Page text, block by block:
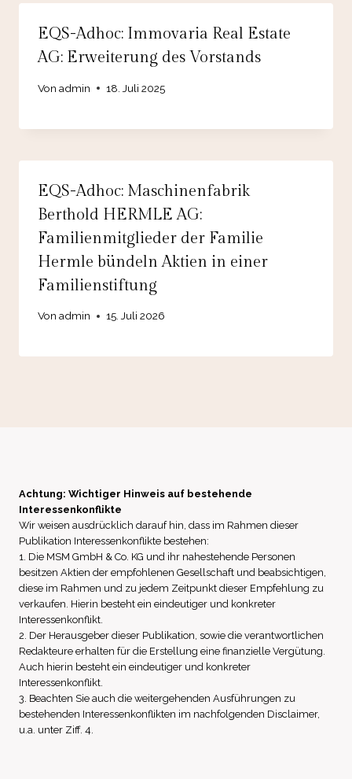
EQS-Adhoc: Immovaria Real Estate
AG: Erweiterung des Vorstands
Von admin 18. Juli 2025
EQS-Adhoc: Maschinenfabrik
Berthold HERMLE AG:
Familienmitglieder der Familie
Hermle bündeln Aktien in einer
Familienstiftung
Von admin 15. Juli 2026
Achtung: Wichtiger Hinweis auf bestehende
Interessenkonflikte
Wir weisen ausdrücklich darauf hin, dass im Rahmen dieser
Publikation Interessenkonflikte bestehen:
1. Die MSM GmbH & Co. KG und ihr nahestehende Personen
besitzen Aktien der empfohlenen Gesellschaft und beabsichtigen,
diese im Rahmen und zu jedem Zeitpunkt dieser Empfehlung zu
verkaufen. Hierin besteht ein eindeutiger und konkreter
Interessenkonflikt.
2. Der Herausgeber dieser Publikation, sowie die verantwortlichen
Redakteure erhalten für die Erstellung eine finanzielle Vergütung.
Auch hierin besteht ein eindeutiger und konkreter
Interessenkonflikt.
3. Beachten Sie auch die weitergehenden Ausführungen zu
bestehenden Interessenkonflikten im nachfolgenden Disclaimer,
u.a. unter Ziff. 4.